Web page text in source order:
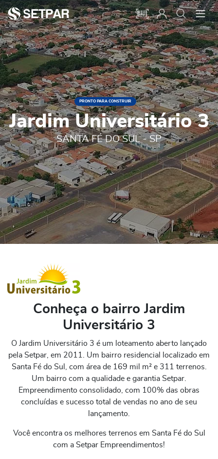
PRONTO PARA CONSTRUIR
Jardim Universitário 3
SANTA FÉ DO SUL - SP
Conheça o bairro Jardim
Universitário 3
O Jardim Universitário 3 é um loteamento aberto lançado
pela Setpar, em 2011. Um bairro residencial localizado em
Santa Fé do Sul, com área de 169 mil m² e 311 terrenos.
Um bairro com a qualidade e garantia Setpar.
Empreendimento consolidado, com 100% das obras
concluídas e sucesso total de vendas no ano de seu
lançamento.
Você encontra os melhores terrenos em Santa Fé do Sul
com a Setpar Empreendimentos!